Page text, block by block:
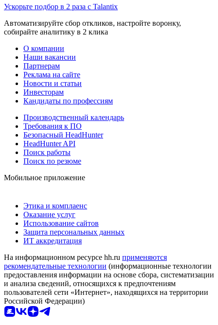
Ускорьте подбор в 2 раза с Talantix
Автоматизируйте сбор откликов, настройте воронку,
собирайте аналитику в 2 клика
О компании
Наши вакансии
Партнерам
Реклама на сайте
Новости и статьи
Инвесторам
Кандидаты по профессиям
Производственный календарь
Требования к ПО
Безопасный HeadHunter
HeadHunter API
Поиск работы
Поиск по резюме
Мобильное приложение
Этика и комплаенс
Оказание услуг
Использование сайтов
Защита персональных данных
ИТ аккредитация
На информационном ресурсе hh.ru применяются
рекомендательные технологии (информационные технологии
предоставления информации на основе сбора, систематизации
и анализа сведений, относящихся к предпочтениям
пользователей сети «Интернет», находящихся на территории
Российской Федерации)